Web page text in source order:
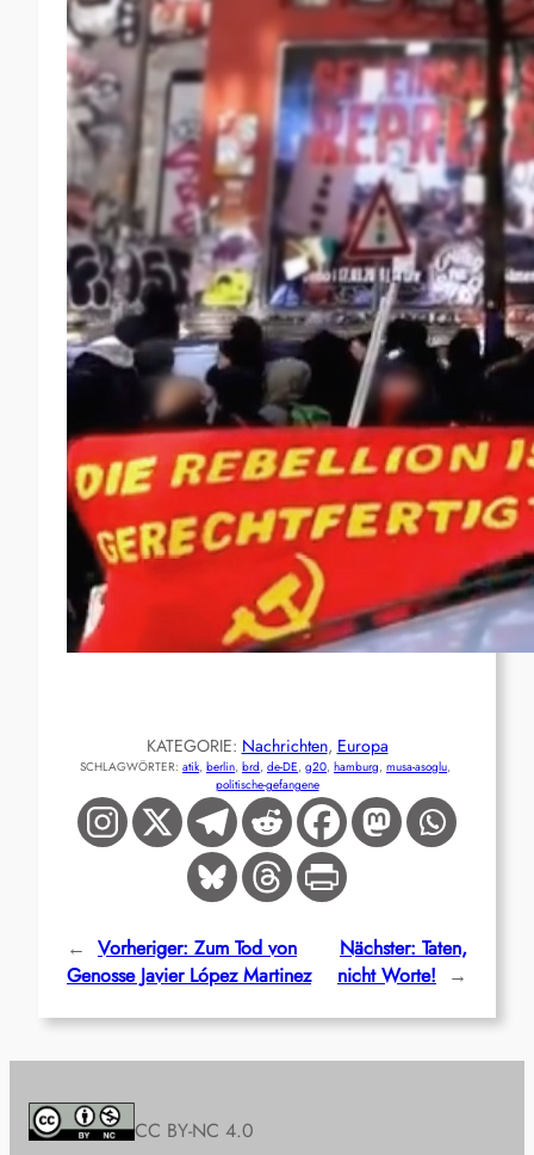
KATEGORIE: Nachrichten, Europa
SCHLAGWÖRTER: atik, berlin, brd, de-DE, g20, hamburg, musa-asoglu
politische-gefangene
← Vorheriger: Zum Tod von
Genosse Javier López Martinez
Nächster: Taten,
nicht Worte!
→
CC BY-NC 4.0